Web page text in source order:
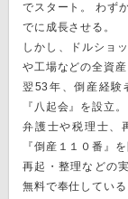
でスタート。 わず
でに成長させる。
しかし、ドルショ
や工場などの全資
翌53年、倒産経験
『八起会』を設立。
弁護士や税理士、
『倒産１１０番』を
再起・整理などの
無料で奉仕している